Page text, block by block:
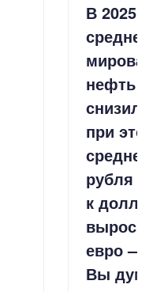
В 2025 г.
нефть
при
рубля
к
вырос
евро —
Вы